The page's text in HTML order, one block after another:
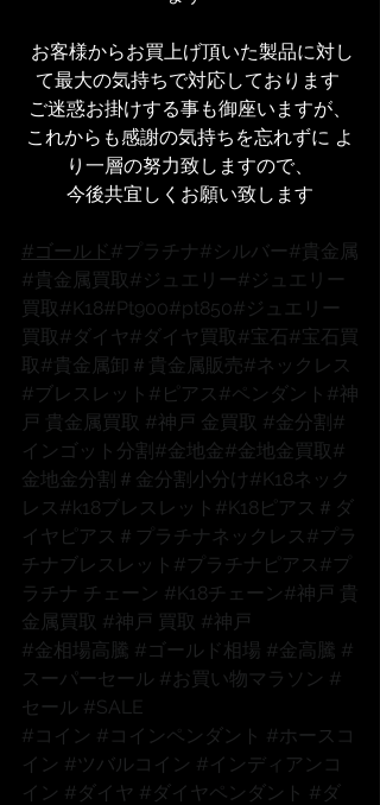
て最大の気持ちで対応しております
ご迷惑お掛けする事も御座いますが、
これからも感謝の気持ちを忘れずに よ
り一層の努力致しますので、
今後共宜しくお願い致します
#ゴールド #プラチナ #シルバー #貴金属
#貴金属買取 #ジュエリー #ジュエリー
買取 #K18#Pt900#pt850#ジュエリー
買取 #ダイヤ #ダイヤ買取 #宝石#宝石買
取 #貴金属卸 ＃貴金属販売#ネックレス
#ブレスレット #ピアス #ペンダント #神
戸 貴金属買取 #神戸 金買取 #金分割 #
インゴット分割 #金地金 #金地金買取 #
金地金分割 ＃金分割小分け #K18ネック
レス #k18ブレスレット #K18ピアス ＃ダ
イヤピアス ＃プラチナネックレス #プラ
チナブレスレット #プラチナピアス #プ
ラチナ チェーン #K18チェーン #神戸 貴
金属買取 #神戸 買取 #神戸
#金相場高騰 #ゴールド相場 #金高騰 #
スーパーセール #お買い物マラソン #
セール #SALE
#コイン #コインペンダント #ホースコ
イン #ツバルコイン #インディアンコ
イン #ダイヤ #ダイヤペンダント #ダ